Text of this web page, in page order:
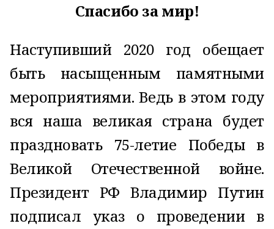
Спасибо за мир!
Наступивший 2020 год обещает
быть насыщенным памятными
мероприятиями. Ведь в этом году
вся наша великая страна будет
праздновать 75-летие Победы в
Великой Отечественной войне.
Президент РФ Владимир Путин
подписал указ о проведении в